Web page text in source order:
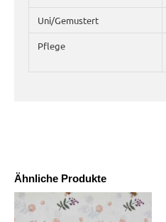
Ähnliche Produkte
Uni/Gemustert
Pflege